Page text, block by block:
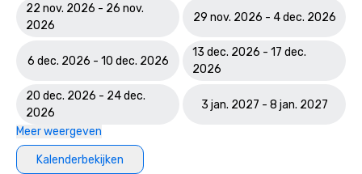
22 nov. 2026 - 26 nov.
2026
29 nov. 2026 - 4 dec. 2026
6 dec. 2026 - 10 dec. 2026
13 dec. 2026 - 17 dec.
2026
20 dec. 2026 - 24 dec.
2026
3 jan. 2027 - 8 jan. 2027
Meer weergeven
Kalenderbekijken